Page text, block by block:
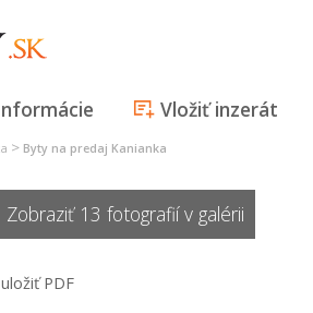
Vložiť inzerát
> Byty na predaj Kanianka
Zobraziť 13 fotografií v galérii
uložiť PDF